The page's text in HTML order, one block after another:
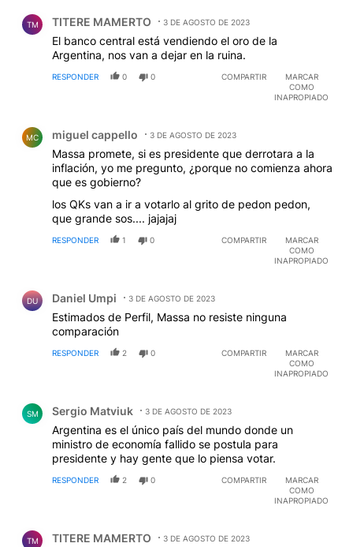
TM TITERE MAMERTO 3 DE AGOSTO DE 2023
El banco central está vendiendo el oro de la
Argentina, nos van a dejar en la ruina.
RESPONDER 0 0 COMPARTIR
MARCAR
COMO
INAPROPIADO
MC miguel cappello 3 DE AGOSTO DE 2023
Massa promete, si es presidente que derrotara a la
inflación, yo me pregunto, ¿porque no comienza ahora
que es gobierno?
los QKs van a ir a votarlo al grito de pedon pedon,
que grande sos.... jajajaj
RESPONDER 1 0 COMPARTIR
MARCAR
COMO
INAPROPIADO
DU Daniel Umpi 3 DE AGOSTO DE 2023
Estimados de Perfil, Massa no resiste ninguna
comparación
RESPONDER 2 0 COMPARTIR
MARCAR
COMO
INAPROPIADO
SM Sergio Matviuk 3 DE AGOSTO DE 2023
Argentina es el único país del mundo donde un
ministro de economía fallido se postula para
presidente y hay gente que lo piensa votar.
RESPONDER 2 0 COMPARTIR
MARCAR
COMO
INAPROPIADO
TM TITERE MAMERTO 3 DE AGOSTO DE 2023